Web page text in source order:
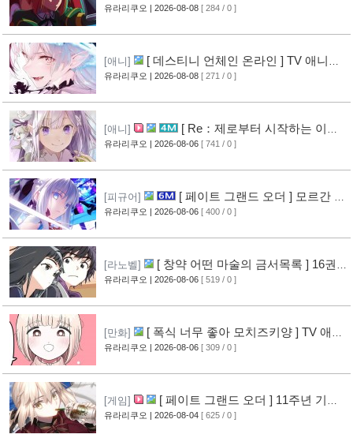
보스가 나타났다! ] 2기 PV 영상 공개
유라리쿠오 | 2026-08-08 [ 284 / 0 ]
[애니]
[ 데스티니 언체인 온라인 ] TV 애니메
이션화 결정 [9]
유라리쿠오 | 2026-08-08 [ 271 / 0 ]
[애니]
[ Re：제로부터 시작하는 이세
계 생활 ] 4기 탈환편 PV 영상 공개
유라리쿠오 | 2026-08-06 [ 741 / 0 ]
[피규어]
[ 페이트 그랜드 오더 ] 모르간 르
페이 신작 피규어 공개
[10]
유라리쿠오 | 2026-08-06 [ 400 / 0 ]
[라노벨]
[ 창약 어떤 마술의 금서목록 ] 16권
표지 공개
[12]
유라리쿠오 | 2026-08-06 [ 519 / 0 ]
[만화]
[ 폭식 너무 좋아 모치즈키양 ] TV 애니
메이션화 결정 [13]
유라리쿠오 | 2026-08-06 [ 309 / 0 ]
[게임]
[ 페이트 그랜드 오더 ] 11주년 기념
영상 공개
[11]
유라리쿠오 | 2026-08-04 [ 625 / 0 ]